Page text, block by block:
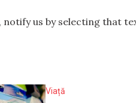
notify us by selecting that
Viață